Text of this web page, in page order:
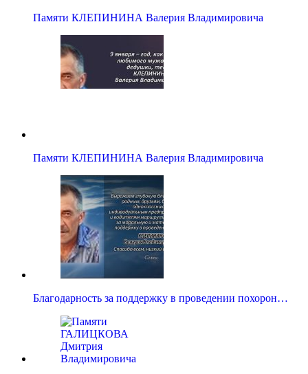
Памяти КЛЕПИНИНА Валерия Владимировича
Памяти КЛЕПИНИНА Валерия Владимировича
Благодарность за поддержку в проведении похорон…